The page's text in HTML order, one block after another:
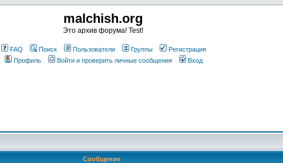
malchish.org
Это архив форума! Test!
FAQ Поиск Пользователи Группы
Регистрация
Профиль
Войти и проверить личные сообщения Вход
Сообщение